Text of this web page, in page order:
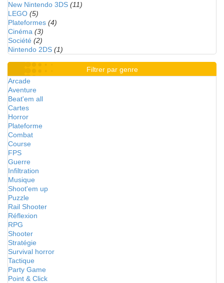
New Nintendo 3DS (11)
LEGO (5)
Plateformes (4)
Cinéma (3)
Société (2)
Nintendo 2DS (1)
Filtrer par genre
Arcade
Aventure
Beat'em all
Cartes
Horror
Plateforme
Combat
Course
FPS
Guerre
Infiltration
Musique
Shoot'em up
Puzzle
Rail Shooter
Réflexion
RPG
Shooter
Stratégie
Survival horror
Tactique
Party Game
Point & Click